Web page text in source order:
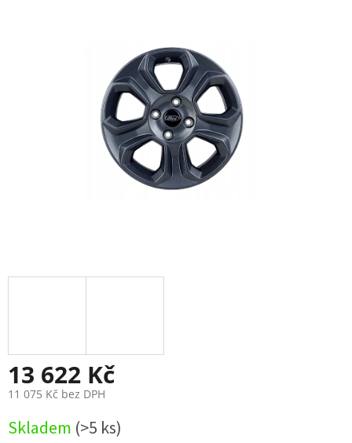
13 622 Kč
11 075 Kč bez DPH
cena:
Skladem (>5 ks)